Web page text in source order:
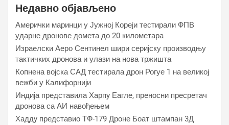
Недавно објављено
Амерички маринци у Јужној Кореји тестирали ФПВ
ударне дронове домета до 20 километара
Израелски Аеро Сентинел шири серијску производњу
тактичких дронова и улази на нова тржишта
Копнена војска САД тестирала дрон Рогуе 1 на великој
вежби у Калифорнији
Индија представила Харпy Еагле, преносни пресретач
дронова са АИ навођењем
Хаддy представио ТФ-179 Дроне Боат штампан 3Д